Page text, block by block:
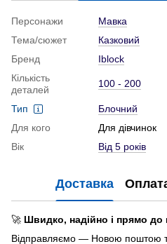
Персонажи
Мавка
Тема/сюжет
Казковий
Бренд
Iblock
Кількість
деталей
100 - 200
Тип
Блочний
Для кого
Для дівчинок
Вік
Від 5 років
Доставка
🚀 Швидко, надійно і прямо до
Відправляємо — Новою поштою